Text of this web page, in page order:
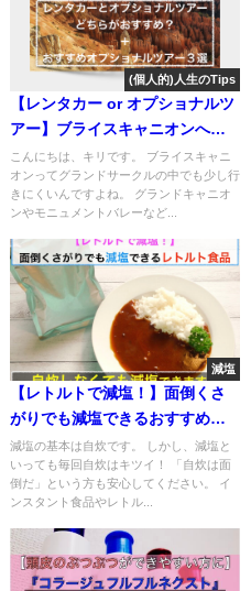
(個人的)人生のTips
【レンタカー or オプショナルツ
アー】ブライスキャニオンへ行
く方法【おすすめツアー情報あ
り】
こんにちは、キリです。 ブライスキャニ
オンってグランドサークルの中でも少し行
きにくいんですよね。 グランドキャニオ
ンやモニュメントバレーなど...
減塩
【レトルトで減塩！】面倒くさ
がりでも減塩できるおすすめレ
トルト食品！
減塩の基本は自炊です。 しかし、減塩と
いっても毎回自炊はキツイ！ 「自炊は面
倒だ」という方も安心してください。 イ
ンスタント食品やレトル...